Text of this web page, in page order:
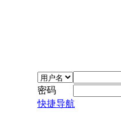
密码
快捷导航